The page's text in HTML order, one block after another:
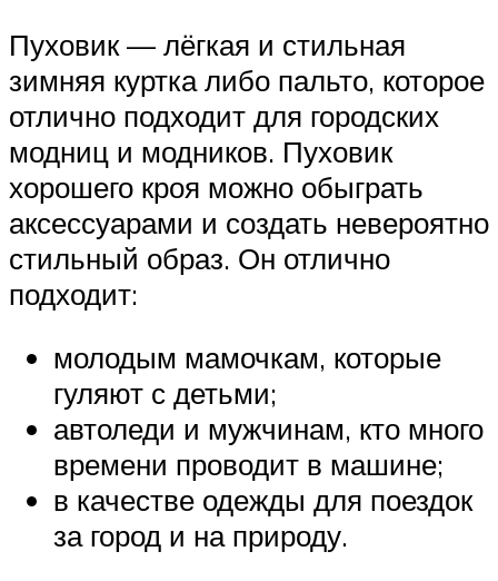
Пуховик — лёгкая и стильная
зимняя куртка либо пальто, которое
отлично подходит для городских
модниц и модников. Пуховик
хорошего кроя можно обыграть
аксессуарами и создать невероятно
стильный образ. Он отлично
подходит:
молодым мамочкам, которые
гуляют с детьми;
автоледи и мужчинам, кто много
времени проводит в машине;
в качестве одежды для поездок
за город и на природу.